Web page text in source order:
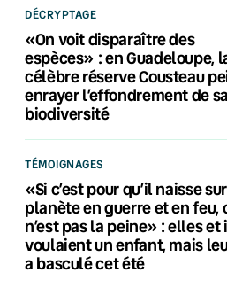
DÉCRYPTAGE
«On voit disparaître des
espèces» : en Guadeloupe,
célèbre réserve Cousteau
enrayer l’effondrement de sa
biodiversité
TÉMOIGNAGES
«Si c’est pour qu’il naisse
planète en guerre et en feu,
n’est pas la peine» : elles et
voulaient un enfant, mais
a basculé cet été